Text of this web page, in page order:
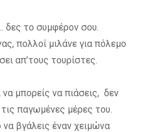
δες το συμφέρον σου.
πολλοί μιλάνε για πόλεμο
απ’τους τουρίστες.
μπορείς να πιάσεις, δεν
παγωμένες μέρες του.
βγάλεις έναν χειμώνα